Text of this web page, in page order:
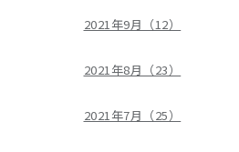
2021年9月（12）
2021年8月（23）
2021年7月（25）